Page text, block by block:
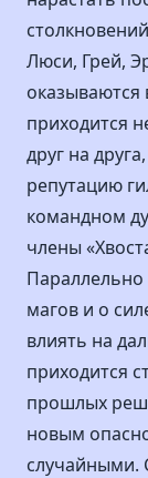
Люси, Грей,
оказываются
приходится
друг на
репутацию
командном
члены
магов и о
влиять на
приходится
прошлых
новым
случайными.